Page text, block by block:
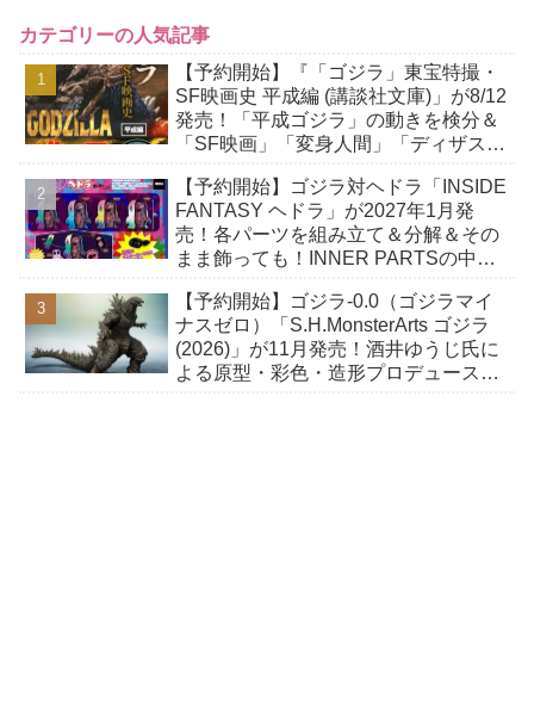
カテゴリーの人気記事
【予約開始】『「ゴジラ」東宝特撮・
SF映画史 平成編 (講談社文庫)」が8/12
発売！「平成ゴジラ」の動きを検分＆
「SF映画」「変身人間」「ディザスタ
【予約開始】ゴジラ対ヘドラ「INSIDE
FANTASY ヘドラ」が2027年1月発
売！各パーツを組み立て＆分解＆その
まま飾っても！INNER PARTSの中に
【予約開始】ゴジラ-0.0（ゴジラマイ
ナスゼロ）「S.H.MonsterArts ゴジラ
(2026)」が11月発売！酒井ゆうじ氏に
よる原型・彩色・造形プロデュースに